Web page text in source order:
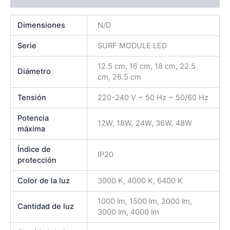
Dimensiones N/D
Serie SURF MODULE LED
Diámetro
12.5 cm, 16 cm, 18 cm, 22.5
cm, 26.5 cm
Tensión 220-240 V ~ 50 Hz ~ 50/60 Hz
Potencia
máxima
12W, 18W, 24W, 36W, 48W
Índice de
protección
IP20
Color de la luz 3000 K, 4000 K, 6400 K
Cantidad de luz
1000 lm, 1500 lm, 2000 lm,
3000 lm, 4000 lm